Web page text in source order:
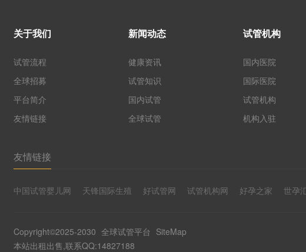
关于我们
试管流程
全球招募
平台简介
友情链接
新闻动态
健康资讯
试管知识
国内试管
全球试管
试管机构
国内医院
国际医院
试管机构
机构入驻
友情链接
中国试管婴儿网 天锋国际生殖 好试管网 试管机构网 好孕之家 世孕
Copyright©2025-2030 全球试管平台 SiteMap
本站出租出售,联系QQ:14827188